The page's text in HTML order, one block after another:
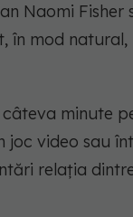
Naomi Fisher
în mod
câteva minute
joc video sau
relația